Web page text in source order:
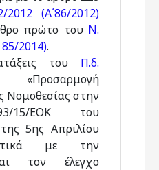
(Α΄86/2012)
πρώτο του Ν.
85/2014).
του Π.δ.
Νομοθεσίας στην
15/ΕΟΚ του
5ης Απριλίου
με την
τον έλεγχο